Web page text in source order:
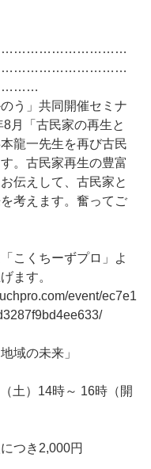
のう」共同開催セミナ
月「古民家の再生と
龍一先生を再び古民
。古民家再生の豊富
伝えして、古民家と
考えます。奮ってご
こくちーずプロ」よ
ます。
event/ec7e1
域の未来」
土）14時～ 16時（開
つき2,000円